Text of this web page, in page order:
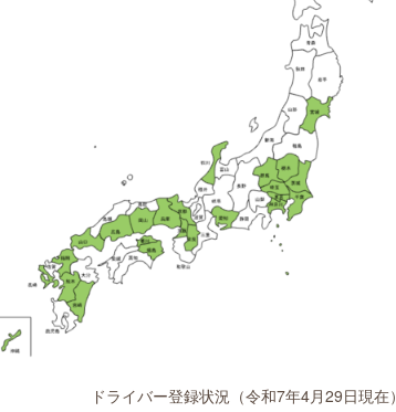
ドライバー登録状況（令和7年4月29日現在）